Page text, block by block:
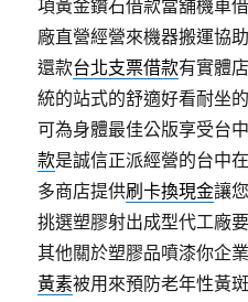
項黃金鑽石借款當舖機車
廠直營經營來機器搬運協
還款台北支票借款有實體
統的站式的舒適好看耐坐
可為身體最佳公版享受台
款是誠信正派經營的台中
多商店提供刷卡換現金讓
挑選塑膠射出成型代工廠
其他關於塑膠品噴漆你企
黃素被用來預防老年性黃